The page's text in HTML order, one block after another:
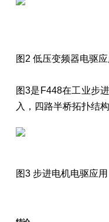
图2 低压变频器电驱应
图3是F448在工业步
入，四路半桥拓扑结构
图3 步进电机电驱应用